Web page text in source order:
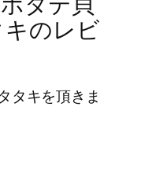
のレビ
タキを頂きま